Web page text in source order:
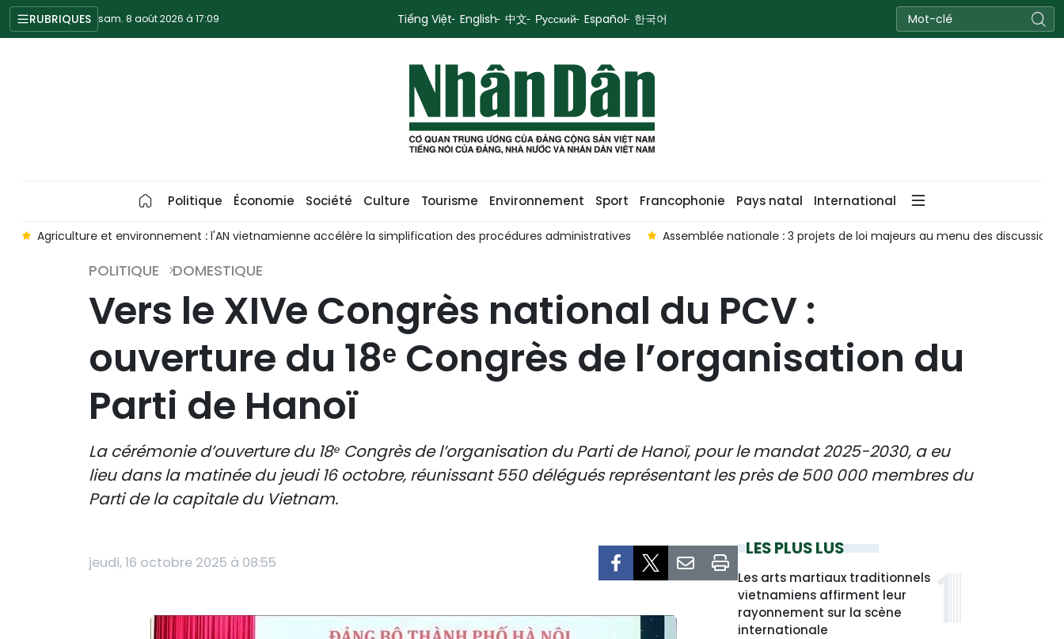
RUBRIQUES sam. 8 août 2026 à 17:09 Tiếng Việt English 中文 Русский Español 한국어
Politique Économie Société Culture Tourisme Environnement Sport Francophonie Pays natal International
Agriculture et environnement : l'AN vietnamienne accélère la simplification des procédures administratives Assemblée nationale : 3 projets de loi majeurs au menu des discussions
POLITIQUE DOMESTIQUE
Vers le XIVe Congrès national du PCV :
ouverture du 18ᵉ Congrès de l’organisation du
Parti de Hanoï
La cérémonie d’ouverture du 18ᵉ Congrès de l’organisation du Parti de Hanoï, pour le mandat 2025-2030, a eu
lieu dans la matinée du jeudi 16 octobre, réunissant 550 délégués représentant les près de 500 000 membres du
Parti de la capitale du Vietnam.
jeudi, 16 octobre 2025 à 08:55
LES PLUS LUS
Les arts martiaux traditionnels
vietnamiens affirment leur
rayonnement sur la scène
internationale